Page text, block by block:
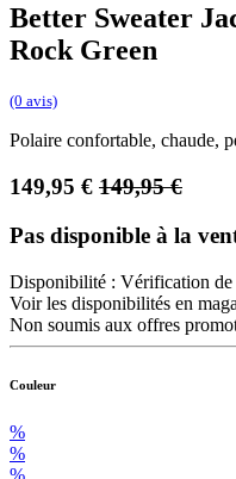
Better Sweater
Rock Green
(0 avis)
Polaire confortable, chaude,
149,95 € 149,95€
Pas disponible à la
Disponibilité : Vérification de
Voir les disponibilités en
Non soumis aux offres
Couleur
%
%
%